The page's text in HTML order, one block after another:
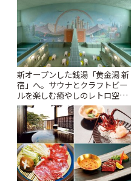
新オープンした銭湯「黄金湯 新
宿」へ。サウナとクラフトビー
ルを楽しむ癒やしのレトロ空間
| ことりっぷ